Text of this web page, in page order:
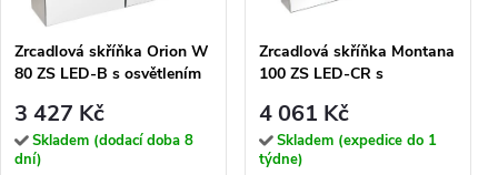
Zrcadlová skříňka Orion W
80 ZS LED-B s osvětlením
3 427 Kč
Skladem (dodací doba 8
dní)
Zrcadlová skříňka Montana
100 ZS LED-CR s
chrom
4 061 Kč
Skladem (expedice do 1
týdne)